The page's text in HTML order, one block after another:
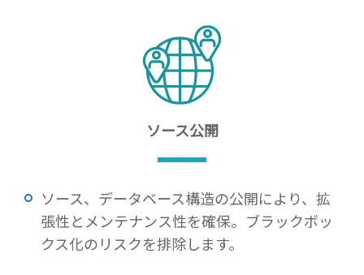
ソース公開
ソース、データベース構造の公開により、拡
張性とメンテナンス性を確保。ブラックボッ
クス化のリスクを排除します。